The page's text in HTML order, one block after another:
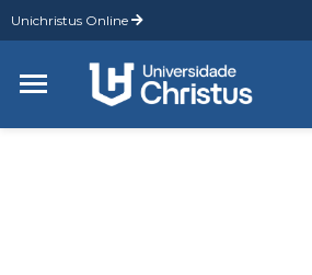
Unichristus Online